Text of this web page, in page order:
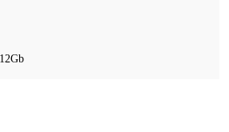
12Gb